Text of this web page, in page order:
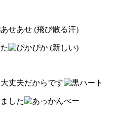
丈夫だからです
した